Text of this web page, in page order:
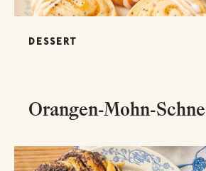
DESSERT
Orangen-Mohn-